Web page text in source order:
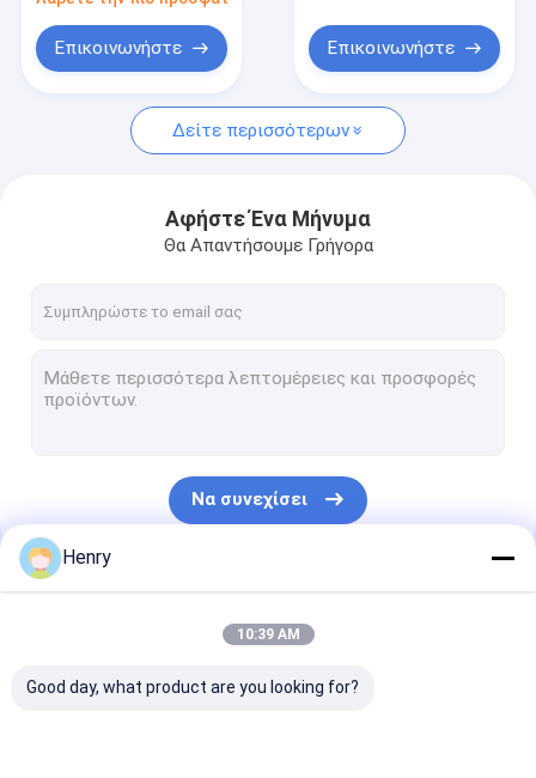
Προϊόντα
Περίπου εμείς
Ποιοτικός έλεγχος
Μας ελάτε σε επαφή με
Κεφαλάκι πιάτου από ανοξείδωτο χάλυβα
Dished κεφάλι δοχείων πίεσης
Επικοινωνήστε Επικοινωνήστε
Δείτε περισσότερων
Αφήστε Ένα Μήνυμα
Θα Απαντήσουμε Γρήγορα
Να συνεχίσει
Οι Κατηγορίες Μας
Henry
10:39 AM
Good day, what product are you looking for?